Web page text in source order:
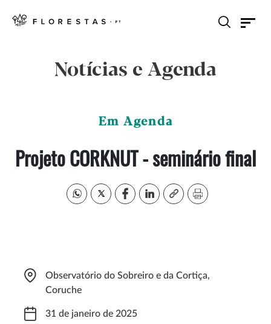
Notícias e Agenda
Em Agenda
Projeto CORKNUT - seminário final
Observatório do Sobreiro e da Cortiça,
Coruche
31 de janeiro de 2025